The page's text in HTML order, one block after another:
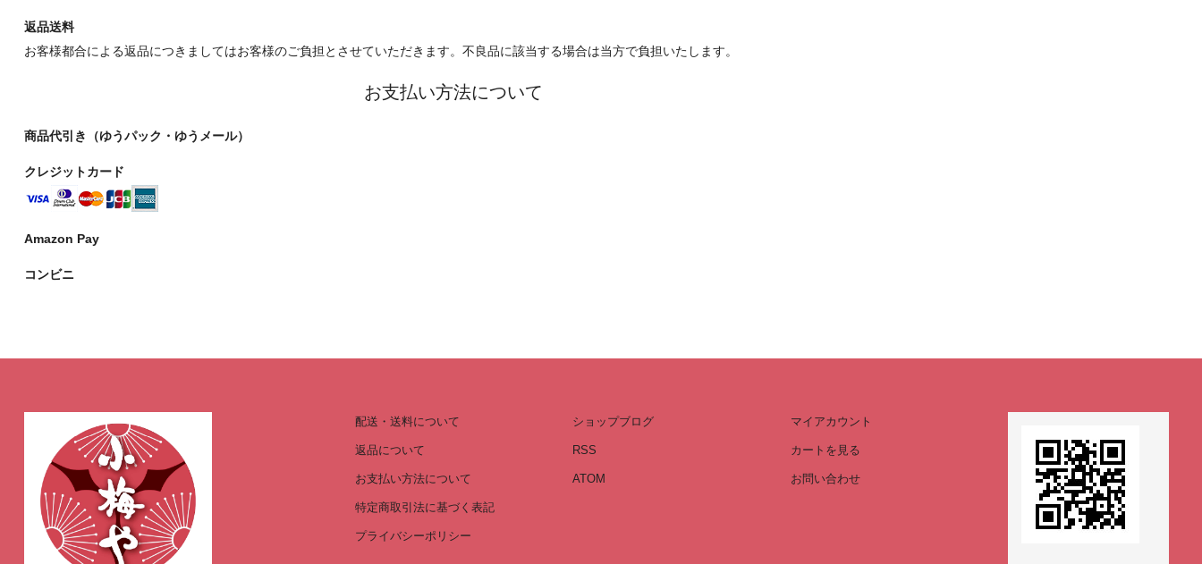
返品送料
お客様都合による返品につきましてはお客様のご負担とさせていただきます。不良品に該当する場合は当方で負担いたします。
お支払い方法について
商品代引き（ゆうパック・ゆうメール）
クレジットカード
Amazon Pay
コンビニ
配送・送料について
返品について
お支払い方法について
特定商取引法に基づく表記
プライバシーポリシー
ショップブログ
RSS
ATOM
マイアカウント
カートを見る
お問い合わせ